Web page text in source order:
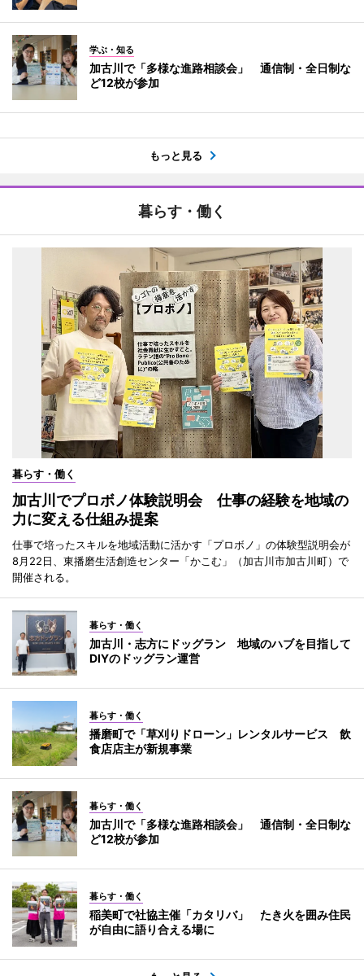
学ぶ・知る
加古川で「多様な進路相談会」 通信制・全日制な
ど12校が参加
もっと見る
暮らす・働く
暮らす・働く
加古川でプロボノ体験説明会 仕事の経験を地域の
力に変える仕組み提案
仕事で培ったスキルを地域活動に活かす「プロボノ」の体験型説明会が
8月22日、東播磨生活創造センター「かこむ」（加古川市加古川町）で
開催される。
暮らす・働く
加古川・志方にドッグラン 地域のハブを目指して
DIYのドッグラン運営
暮らす・働く
播磨町で「草刈りドローン」レンタルサービス 飲
食店店主が新規事業
暮らす・働く
加古川で「多様な進路相談会」 通信制・全日制な
ど12校が参加
暮らす・働く
稲美町で社協主催「カタリバ」 たき火を囲み住民
が自由に語り合える場に